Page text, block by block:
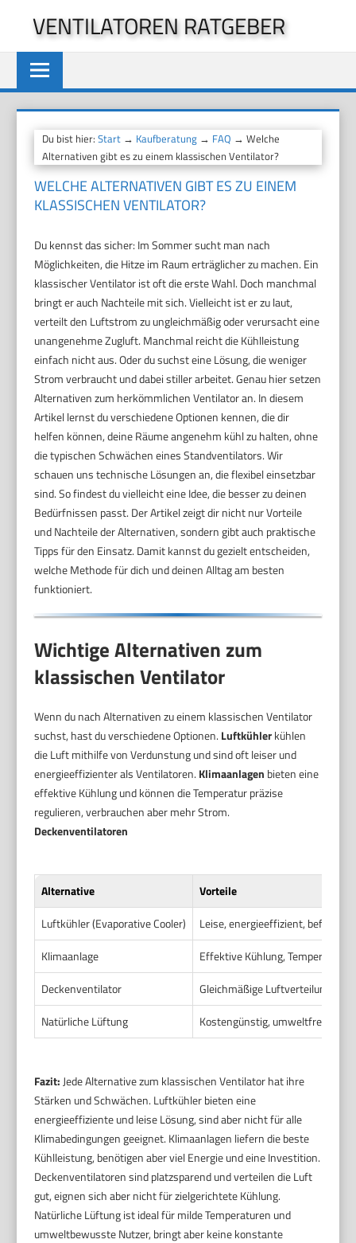
springen
VENTILATOREN RATGEBER
Du bist hier:Start → Kaufberatung → FAQ → Welche
Alternativen gibt es zu einem klassischen Ventilator?
WELCHE ALTERNATIVEN GIBT ES ZU EINEM
KLASSISCHEN VENTILATOR?
Du kennst das sicher: Im Sommer sucht man nach
Möglichkeiten, die Hitze im Raum erträglicher zu machen. Ein
klassischer Ventilator ist oft die erste Wahl. Doch manchmal
bringt er auch Nachteile mit sich. Vielleicht ist er zu laut,
verteilt den Luftstrom zu ungleichmäßig oder verursacht eine
unangenehme Zugluft. Manchmal reicht die Kühlleistung
einfach nicht aus. Oder du suchst eine Lösung, die weniger
Strom verbraucht und dabei stiller arbeitet. Genau hier setzen
Alternativen zum herkömmlichen Ventilator an. In diesem
Artikel lernst du verschiedene Optionen kennen, die dir
helfen können, deine Räume angenehm kühl zu halten, ohne
die typischen Schwächen eines Standventilators. Wir
schauen uns technische Lösungen an, die flexibel einsetzbar
sind. So findest du vielleicht eine Idee, die besser zu deinen
Bedürfnissen passt. Der Artikel zeigt dir nicht nur Vorteile
und Nachteile der Alternativen, sondern gibt auch praktische
Tipps für den Einsatz. Damit kannst du gezielt entscheiden,
welche Methode für dich und deinen Alltag am besten
funktioniert.
Wichtige Alternativen zum
klassischen Ventilator
Wenn du nach Alternativen zu einem klassischen Ventilator
suchst, hast du verschiedene Optionen. Luftkühlerkühlen
die Luft mithilfe von Verdunstung und sind oft leiser und
energieeffizienter als Ventilatoren. Klimaanlagen bieten eine
effektive Kühlung und können die Temperatur präzise
regulieren, verbrauchen aber mehr Strom.
Deckenventilatoren
Alternative
Vorteile
Luftkühler (Evaporative Cooler)
Leise, energieeffizient,
Klimaanlage
Effektive Kühlung, Temperatur-
Deckenventilator
Gleichmäßige Luftverteilung,
Natürliche Lüftung
Kostengünstig,
Fazit: Jede Alternative zum klassischen Ventilator hat ihre
Stärken und Schwächen. Luftkühler bieten eine
energieeffiziente und leise Lösung, sind aber nicht für alle
Klimabedingungen geeignet. Klimaanlagen liefern die beste
Kühlleistung, benötigen aber viel Energie und eine Investition.
Deckenventilatoren sind platzsparend und verteilen die Luft
gut, eignen sich aber nicht für zielgerichtete Kühlung.
Natürliche Lüftung ist ideal für milde Temperaturen und
umweltbewusste Nutzer, bringt aber keine konstante